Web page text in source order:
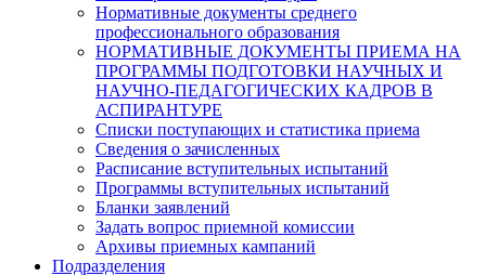
Нормативные документы среднего
профессионального образования
НОРМАТИВНЫЕ ДОКУМЕНТЫ ПРИЕМА НА
ПРОГРАММЫ ПОДГОТОВКИ НАУЧНЫХ И
НАУЧНО-ПЕДАГОГИЧЕСКИХ КАДРОВ В
АСПИРАНТУРЕ
Списки поступающих и статистика приема
Сведения о зачисленных
Расписание вступительных испытаний
Программы вступительных испытаний
Бланки заявлений
Задать вопрос приемной комиссии
Архивы приемных кампаний
Подразделения